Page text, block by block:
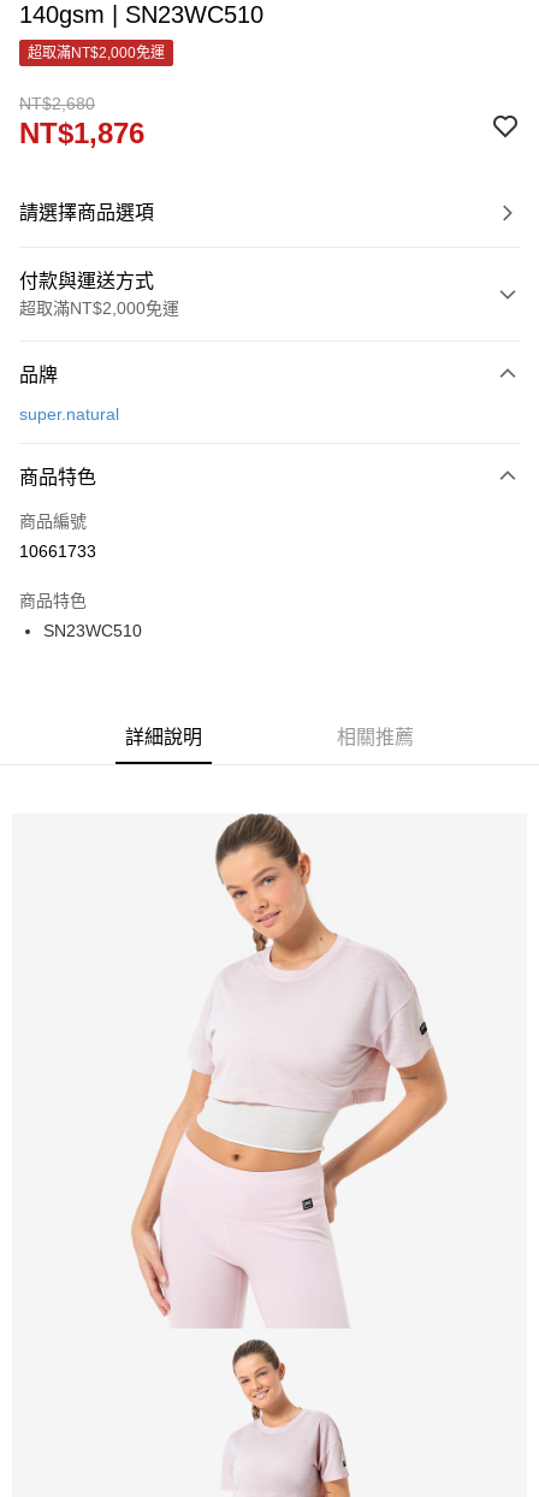
140gsm | SN23WC510
超取滿NT$2,000免運
NT$2,680
NT$1,876
請選擇商品選項
付款與運送方式
超取滿NT$2,000免運
信用卡一次付款
Apple Pay
街口支付
ATM付款
每筆NT$100，滿NT$2,000(含以上)免運費
每筆NT$100，滿NT$2,000(含以上)免運費
宅配出貨(2000以上免運)
每筆NT$100，滿NT$2,000(含以上)免運費
品牌
super.natural
商品特色
商品編號
10661733
商品特色
SN23WC510
詳細說明 相關推薦